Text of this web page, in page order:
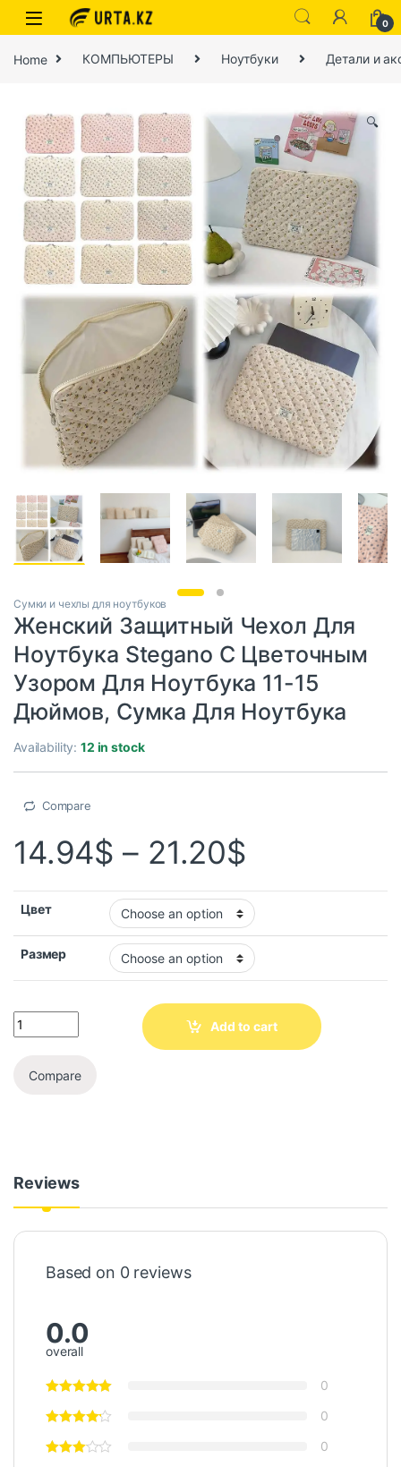
0
Home КОМПЬЮТЕРЫ Ноутбуки Детали и
🔍
Сумки и чехлы для ноутбуков
Женский Защитный Чехол Для
Ноутбука Stegano С Цветочным
Узором Для Ноутбука 11-15
Дюймов, Сумка Для Ноутбука
Availability:12 in stock
Compare
14.94$ – 21.20$
Цвет
Размер
Add to cart
Compare
Reviews
Based on 0 reviews
0.0
overall
0
0
0